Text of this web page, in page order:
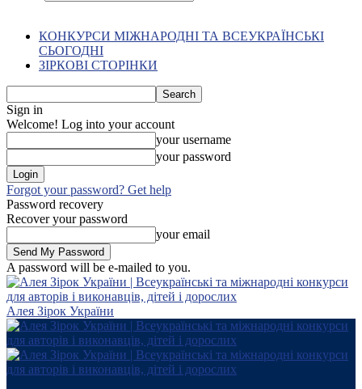
КОНКУРСИ МІЖНАРОДНІ ТА ВСЕУКРАЇНСЬКІ
СЬОГОДНІ
ЗІРКОВІ СТОРІНКИ
Sign in
Welcome! Log into your account
your username
your password
Forgot your password? Get help
Password recovery
Recover your password
your email
A password will be e-mailed to you.
Алея Зірок України